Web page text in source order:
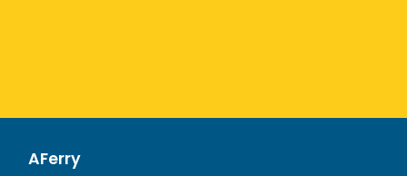
AFerry